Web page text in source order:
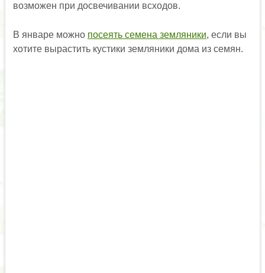
возможен при досвечивании всходов.
В январе можно посеять семена земляники, если вы
хотите вырастить кустики земляники дома из семян.